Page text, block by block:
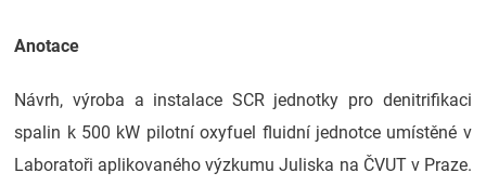
Anotace
Návrh, výroba a instalace SCR jednotky pro denitrifikaci
spalin k 500 kW pilotní oxyfuel fluidní jednotce umístěné v
Laboratoři aplikovaného výzkumu Juliska na ČVUT v Praze.